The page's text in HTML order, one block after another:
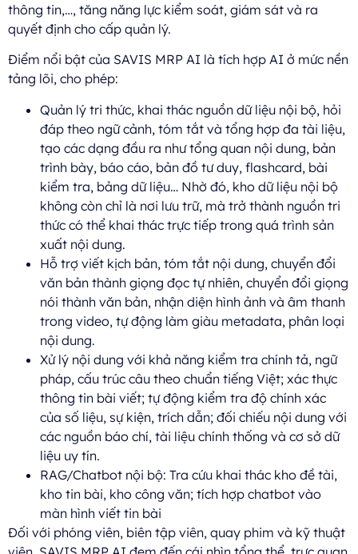
thông tin,…, tăng năng lực kiểm soát, giám sát và ra
quyết định cho cấp quản lý.
Điểm nổi bật của SAVIS MRP AI là tích hợp AI ở mức nền
tảng lõi, cho phép:
Quản lý tri thức, khai thác nguồn dữ liệu nội bộ, hỏi
đáp theo ngữ cảnh, tóm tắt và tổng hợp đa tài liệu,
tạo các dạng đầu ra như tổng quan nội dung, bản
trình bày, báo cáo, bản đồ tư duy, flashcard, bài
kiểm tra, bảng dữ liệu… Nhờ đó, kho dữ liệu nội bộ
không còn chỉ là nơi lưu trữ, mà trở thành nguồn tri
thức có thể khai thác trực tiếp trong quá trình sản
xuất nội dung.
Hỗ trợ viết kịch bản, tóm tắt nội dung, chuyển đổi
văn bản thành giọng đọc tự nhiên, chuyển đổi giọng
nói thành văn bản, nhận diện hình ảnh và âm thanh
trong video, tự động làm giàu metadata, phân loại
nội dung.
Xử lý nội dung với khả năng kiểm tra chính tả, ngữ
pháp, cấu trúc câu theo chuẩn tiếng Việt; xác thực
thông tin bài viết; tự động kiểm tra độ chính xác
của số liệu, sự kiện, trích dẫn; đối chiếu nội dung với
các nguồn báo chí, tài liệu chính thống và cơ sở dữ
liệu uy tín.
RAG/Chatbot nội bộ: Tra cứu khai thác kho đề tài,
kho tin bài, kho công văn; tích hợp chatbot vào
màn hình viết tin bài
Đối với phóng viên, biên tập viên, quay phim và kỹ thuật